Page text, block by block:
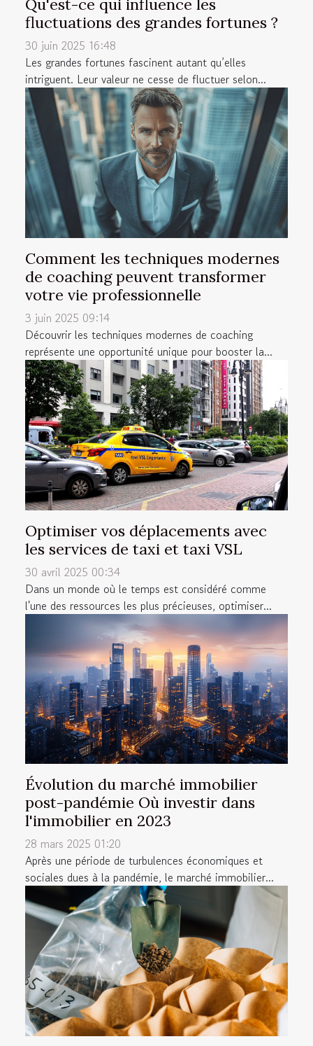
Qu'est-ce qui influence les
fluctuations des grandes fortunes ?
30 juin 2025 16:48
Les grandes fortunes fascinent autant qu’elles
intriguent. Leur valeur ne cesse de fluctuer selon...
Comment les techniques modernes
de coaching peuvent transformer
votre vie professionnelle
3 juin 2025 09:14
Découvrir les techniques modernes de coaching
représente une opportunité unique pour booster la...
Optimiser vos déplacements avec
les services de taxi et taxi VSL
30 avril 2025 00:34
Dans un monde où le temps est considéré comme
l'une des ressources les plus précieuses, optimiser...
Évolution du marché immobilier
post-pandémie Où investir dans
l'immobilier en 2023
28 mars 2025 01:20
Après une période de turbulences économiques et
sociales dues à la pandémie, le marché immobilier...